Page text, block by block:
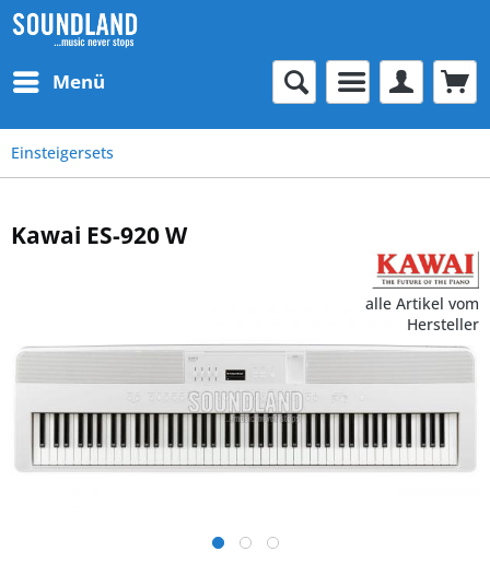
Menü
Einsteigersets
Kawai ES-920 W
alle Artikel vom
Hersteller